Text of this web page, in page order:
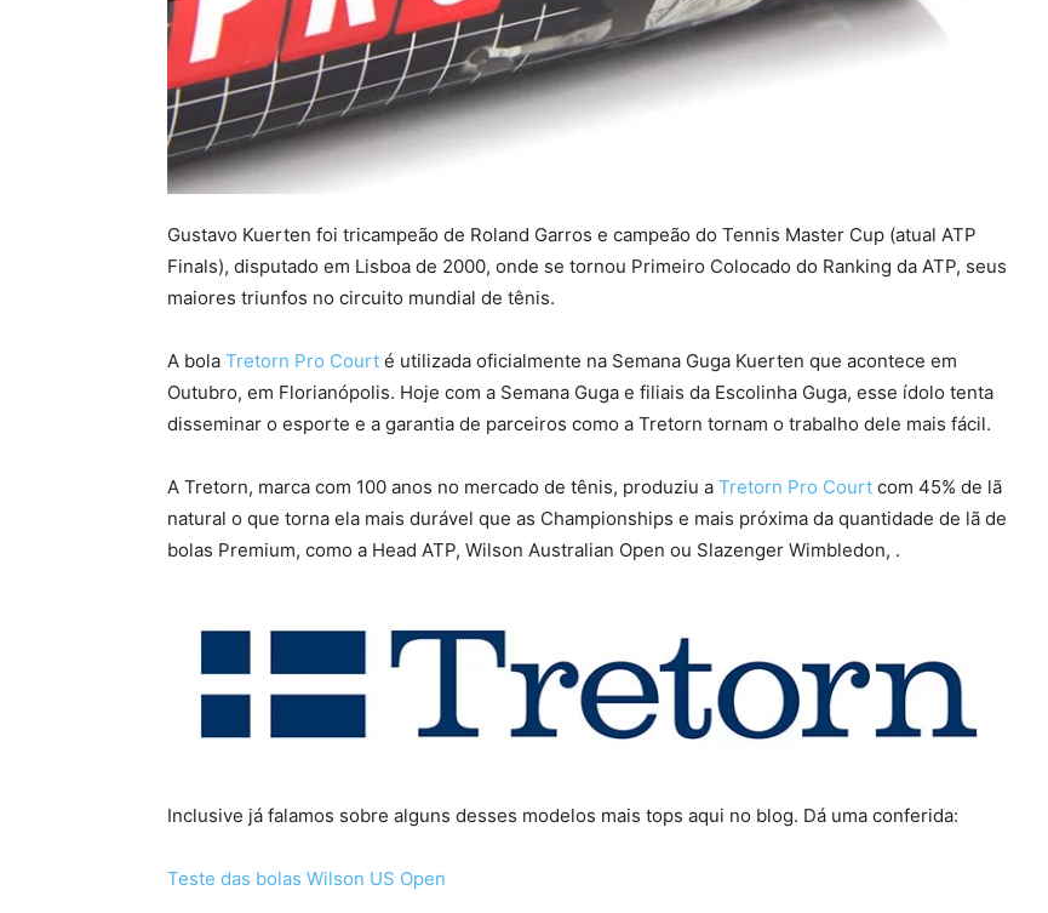
Gustavo Kuerten foi tricampeão de Roland Garros e campeão do Tennis Master Cup (atual ATP
Finals), disputado em Lisboa de 2000, onde se tornou Primeiro Colocado do Ranking da ATP, seus
maiores triunfos no circuito mundial de tênis.
A bola Tretorn Pro Court é utilizada oficialmente na Semana Guga Kuerten que acontece em
Outubro, em Florianópolis. Hoje com a Semana Guga e filiais da Escolinha Guga, esse ídolo tenta
disseminar o esporte e a garantia de parceiros como a Tretorn tornam o trabalho dele mais fácil.
A Tretorn, marca com 100 anos no mercado de tênis, produziu a Tretorn Pro Court com 45% de lã
natural o que torna ela mais durável que as Championships e mais próxima da quantidade de lã de
bolas Premium, como a Head ATP, Wilson Australian Open ou Slazenger Wimbledon, .
Inclusive já falamos sobre alguns desses modelos mais tops aqui no blog. Dá uma conferida:
Teste das bolas Wilson US Open